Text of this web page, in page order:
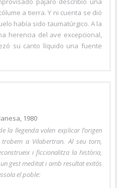
a tierra. Y ni cuenta se dió
había sido taumatúrgico. A la
herencia del ave excepcional,
su canto líquido una fuente
1980
la llegenda volen explicar l’origen
trobem a Vilabertran. Al seu torn,
i ficcionalitza la història,
gest meditat i amb resultat exitós
el poble: